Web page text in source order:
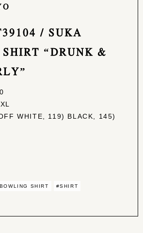
/ SUKA
“DRUNK &
WHITE, 119) BLACK, 145)
SHIRT #SHIRT